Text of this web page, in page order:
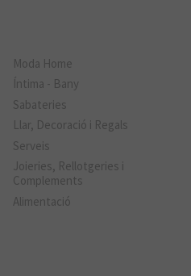
Moda Home
Íntima - Bany
Sabateries
Llar, Decoració i Regals
Serveis
Joieries, Rellotgeries i
Complements
Alimentació